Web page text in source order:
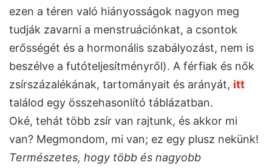
ezen a téren való hiányosságok nagyon meg
tudják zavarni a menstruációnkat, a csontok
erősségét és a hormonális szabályozást, nem is
beszélve a futóteljesítményről). A férfiak és nők
zsírszázalékának, tartományait és arányát, itt
találod egy összehasonlító táblázatban.
Oké, tehát több zsír van rajtunk, és akkor mi
van? Megmondom, mi van; ez egy plusz nekünk!
Természetes, hogy több és nagyobb